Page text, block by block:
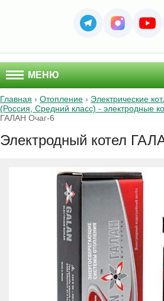
МЕНЮ
Главная › Отопление › Электрические
(Россия, Средний класс) - электродные
ГАЛАН Очаг-6
Электродный котел